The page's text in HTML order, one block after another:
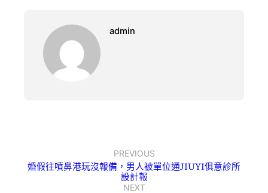
admin
PREVIOUS
婚假往噴鼻港玩沒報備，男人被單位通JIUYI俱意診所
設計報
NEXT